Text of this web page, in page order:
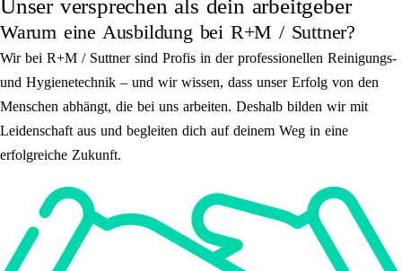
Unser versprechen als dein arbeitgeber
Warum eine Ausbildung bei R+M / Suttner?
Wir bei R+M / Suttner sind Profis in der professionellen Reinigungs-
und Hygienetechnik – und wir wissen, dass unser Erfolg von den
Menschen abhängt, die bei uns arbeiten. Deshalb bilden wir mit
Leidenschaft aus und begleiten dich auf deinem Weg in eine
erfolgreiche Zukunft.